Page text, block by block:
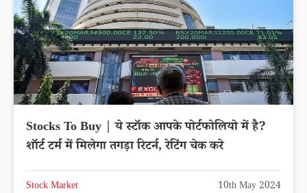
Stocks To Buy | ये स्टॉक आपके पोर्टफोलियो में है?
शॉर्ट टर्म में मिलेगा तगड़ा रिटर्न, रेटिंग चेक करे
Stock Market 10th May 2024